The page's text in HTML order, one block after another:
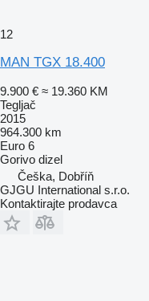
12
MAN TGX 18.400
9.900 € ≈ 19.360 KM
Tegljač
2015
964.300 km
Euro 6
Gorivo dizel
Češka, Dobříň
GJGU International s.r.o.
Kontaktirajte prodavca